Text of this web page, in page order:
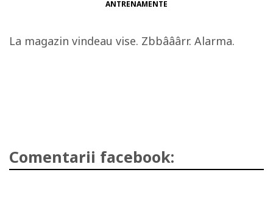
ANTRENAMENTE
La magazin vindeau vise. Zbbââârr. Alarma.
Comentarii facebook: